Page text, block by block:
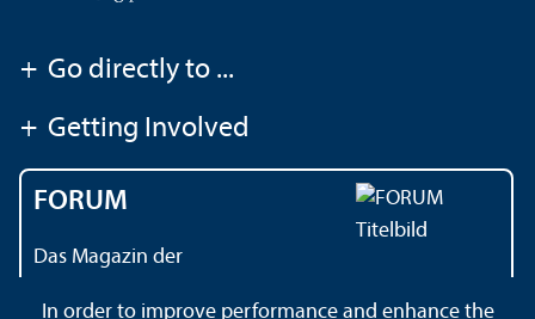
+ Go directly to ...
+ Getting Involved
FORUM
Das Magazin der
In order to improve performance and enhance the